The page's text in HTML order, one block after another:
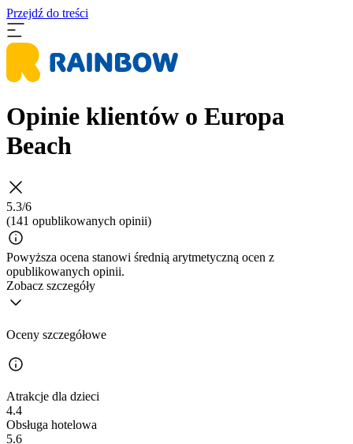
Przejdź do treści
Opinie klientów o Europa
Beach
5.3/6
(141 opublikowanych opinii)
Powyższa ocena stanowi średnią arytmetyczną ocen z
opublikowanych opinii.
Zobacz szczegóły
Oceny szczegółowe
Atrakcje dla dzieci
4.4
Obsługa hotelowa
5.6